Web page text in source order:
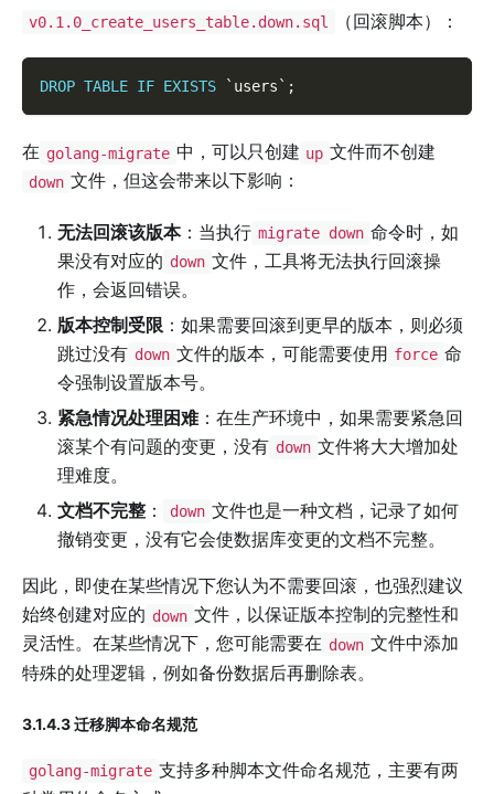
v0.1.0_create_users_table.down.sql （回滚脚本）：
DROP TABLE IF EXISTS ` users ` ;
在 golang-migrate 中，可以只创建 up 文件而不创建
down 文件，但这会带来以下影响：
无法回滚该版本：当执行 migrate down 命令时，如
果没有对应的 down 文件，工具将无法执行回滚操
作，会返回错误。
版本控制受限 ：如果需要回滚到更早的版本，则必须
跳过没有 down 文件的版本，可能需要使用 force 命
令强制设置版本号。
紧急情况处理困难：在生产环境中，如果需要紧急回
滚某个有问题的变更，没有 down 文件将大大增加处
理难度。
文档不完整 ： down 文件也是一种文档，记录了如何
撤销变更，没有它会使数据库变更的文档不完整。
因此，即使在某些情况下您认为不需要回滚，也强烈建议
始终创建对应的 down 文件，以保证版本控制的完整性和
灵活性。在某些情况下，您可能需要在 down 文件中添加
特殊的处理逻辑，例如备份数据后再删除表。
3.1.4.3 迁移脚本命名规范
golang-migrate 支持多种脚本文件命名规范，主要有两